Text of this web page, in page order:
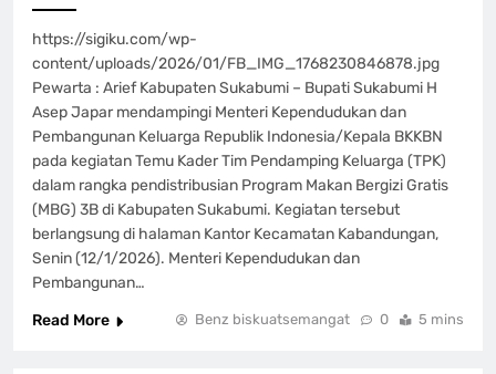
https://sigiku.com/wp-
content/uploads/2026/01/FB_IMG_1768230846878.jpg
Pewarta : Arief Kabupaten Sukabumi – Bupati Sukabumi H
Asep Japar mendampingi Menteri Kependudukan dan
Pembangunan Keluarga Republik Indonesia/Kepala BKKBN
pada kegiatan Temu Kader Tim Pendamping Keluarga (TPK)
dalam rangka pendistribusian Program Makan Bergizi Gratis
(MBG) 3B di Kabupaten Sukabumi. Kegiatan tersebut
berlangsung di halaman Kantor Kecamatan Kabandungan,
Senin (12/1/2026). Menteri Kependudukan dan
Pembangunan…
Read More
Benz biskuatsemangat 0 5 mins